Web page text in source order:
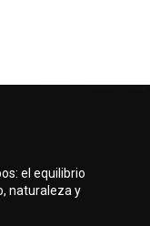
el equilibrio
naturaleza y